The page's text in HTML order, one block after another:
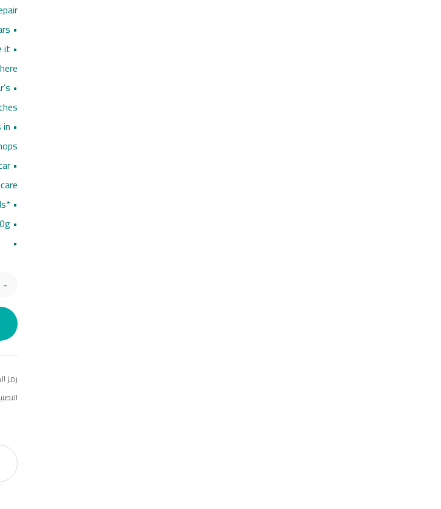
• Can be used on various types of paint and colors, making it suitable for all kinds of cars.
it
care.
• *More details*
• Size: 100g.
•
-
رمز